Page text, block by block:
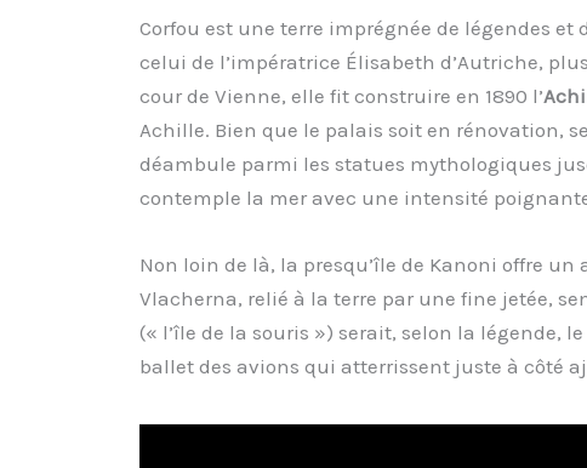
Corfou est une terre imprégnée de légendes
celui de l’impératrice Élisabeth d’Autriche,
cour de Vienne, elle fit construire en 1890 l’
Achille. Bien que le palais soit en rénovation,
déambule parmi les statues mythologiques
contemple la mer avec une intensité
Non loin de là, la presqu’île de Kanoni offre
Vlacherna, relié à la terre par une fine jetée,
(« l’île de la souris ») serait, selon la légende,
ballet des avions qui atterrissent juste à côté